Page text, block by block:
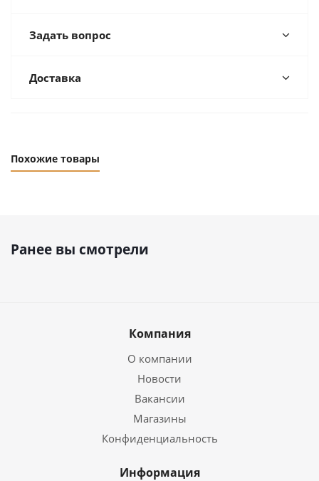
Задать вопрос
Доставка
Похожие товары
Ранее вы смотрели
Компания
О компании
Новости
Вакансии
Магазины
Конфиденциальность
Информация